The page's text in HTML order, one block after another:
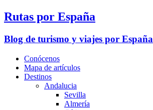
Rutas por España
Blog de turismo y viajes por España
Conócenos
Mapa de artículos
Destinos
Andalucia
Sevilla
Almería